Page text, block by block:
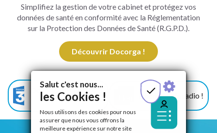
Simplifiez la gestion de votre cabinet et protégez vos
données de santé en conformité avec la Réglementation
sur la Protection des Données de Santé (R.G.P.D.).
Découvrir Docorga !
Docorga sur France 3
!
Docorga à la radio !
Salut c'est nous...
les Cookies !
Nous utilisons des cookies pour nous
assurer que nous vous offrons la
meilleure expérience sur notre site